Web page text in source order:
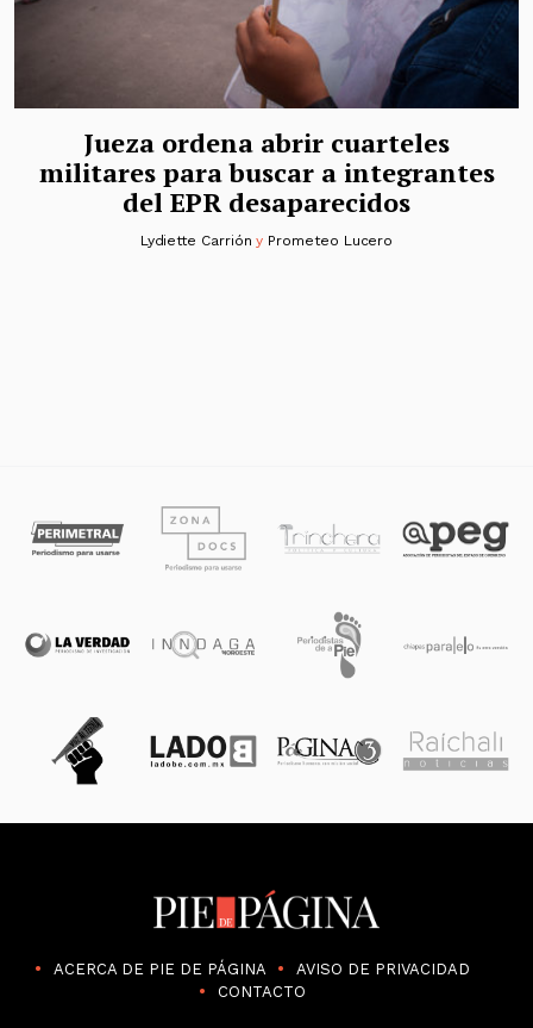
Jueza ordena abrir cuarteles
militares para buscar a integrantes
del EPR desaparecidos
Lydiette Carrión y Prometeo Lucero
ACERCA DE PIE DE PÁGINA
AVISO DE PRIVACIDAD
CONTACTO